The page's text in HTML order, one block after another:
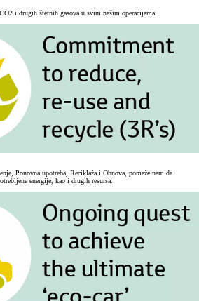
i drugih štetnih gasova u svim našim operacijama.
Ponovna upotreba, Reciklaža i Obnova, pomaže nam da
energije, kao i drugih resursa.